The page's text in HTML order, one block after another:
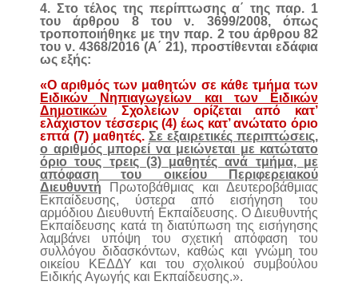
4. Στο τέλος της περίπτωσης α΄ της παρ. 1
του άρθρου 8 του ν. 3699/2008, όπως
τροποποιήθηκε με την παρ. 2 του άρθρου 82
του ν. 4368/2016 (Α΄ 21), προστίθενται εδάφια
ως εξής:
«Ο αριθμός των μαθητών σε κάθε τμήμα των
Ειδικών Νηπιαγωγείων και των Ειδικών
Δημοτικών Σχολείων ορίζεται από κατ’
ελάχιστον τέσσερις (4) έως κατ’ ανώτατο όριο
επτά (7) μαθητές. Σε εξαιρετικές περιπτώσεις,
ο αριθμός μπορεί να μειώνεται με κατώτατο
όριο τους τρεις (3) μαθητές ανά τμήμα, με
απόφαση του οικείου Περιφερειακού
Διευθυντή Πρωτοβάθμιας και Δευτεροβάθμιας
Εκπαίδευσης, ύστερα από εισήγηση του
αρμόδιου Διευθυντή Εκπαίδευσης. Ο Διευθυντής
Εκπαίδευσης κατά τη διατύπωση της εισήγησης
λαμβάνει υπόψη του σχετική απόφαση του
συλλόγου διδασκόντων, καθώς και γνώμη του
οικείου ΚΕΔΔΥ και του σχολικού συμβούλου
Ειδικής Αγωγής και Εκπαίδευσης.».